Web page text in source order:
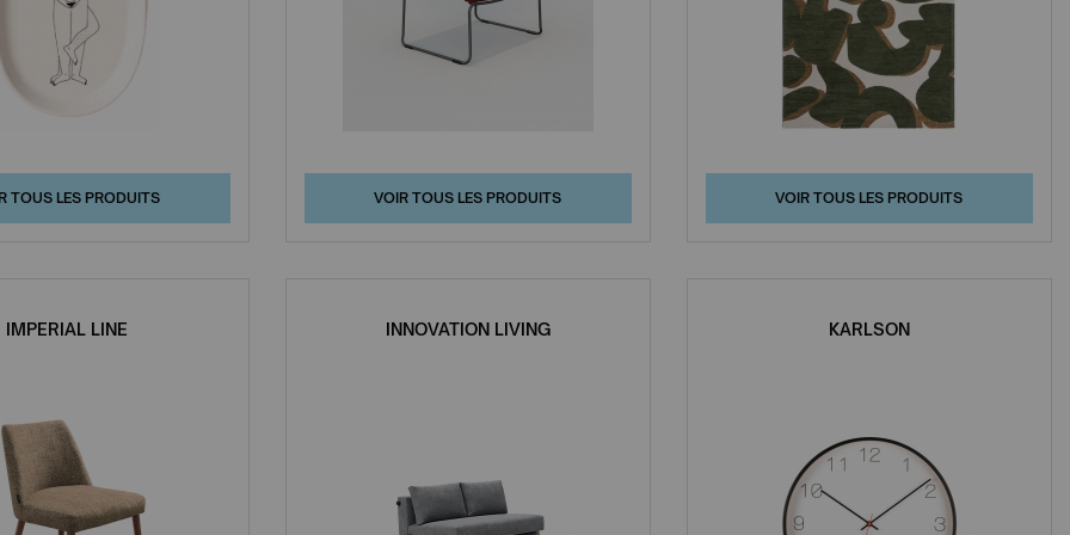
TOUS LES PRODUITS VOIR TOUS LES PRODUITS VOIR TOUS LES PRODUITS
IMPERIAL LINE INNOVATION LIVING KARLSON